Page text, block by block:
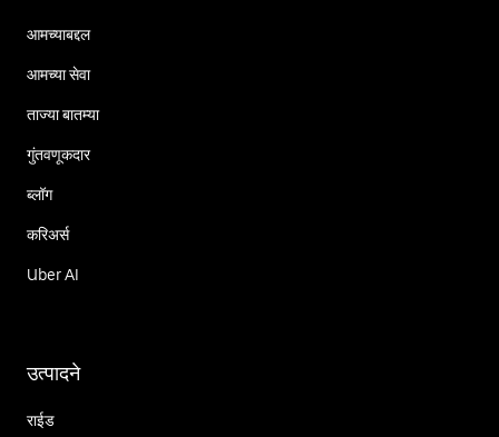
आमच्याबद्दल
आमच्या सेवा
ताज्या बातम्या
गुंतवणूकदार
ब्लॉग
करिअर्स
Uber AI
उत्पादने
राईड